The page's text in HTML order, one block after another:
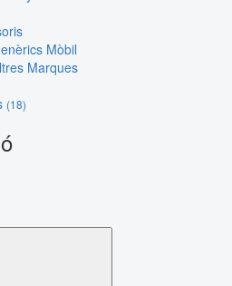
Mòbil
Marques
(18)